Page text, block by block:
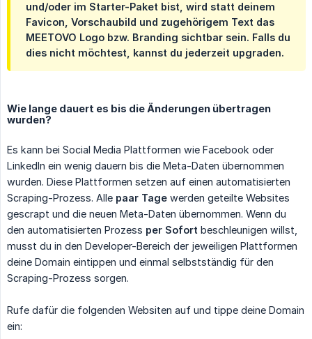
und/oder im Starter-Paket bist, wird statt deinem
Favicon, Vorschaubild und zugehörigem Text das
MEETOVO Logo bzw. Branding sichtbar sein. Falls du
dies nicht möchtest, kannst du jederzeit upgraden.
Wie lange dauert es bis die Änderungen übertragen
wurden?
Es kann bei Social Media Plattformen wie Facebook oder
LinkedIn ein wenig dauern bis die Meta-Daten übernommen
wurden. Diese Plattformen setzen auf einen automatisierten
Scraping-Prozess. Alle paar Tage werden geteilte Websites
gescrapt und die neuen Meta-Daten übernommen. Wenn du
den automatisierten Prozess per Sofort beschleunigen willst,
musst du in den Developer-Bereich der jeweiligen Plattformen
deine Domain eintippen und einmal selbstständig für den
Scraping-Prozess sorgen.
Rufe dafür die folgenden Websiten auf und tippe deine Domain
ein: